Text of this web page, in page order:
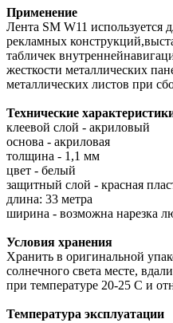
Применение
Лента SM W11 используется
рекламных
табличек
жесткости металлических
металлических листов при
Технические
клеевой слой - акриловый
основа - акриловая
толщина - 1,1 мм
цвет - белый
защитный слой - красная
длина: 33 метра
ширина - возможна нарезка
Условия хранения
Хранить в оригинальной
солнечного света месте,
при температуре 20-25 С и
Температура эксплуатации